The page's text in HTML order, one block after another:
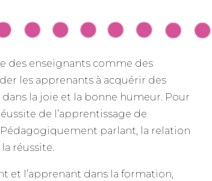
des enseignants comme des
les apprenants à acquérir des
la joie et la bonne humeur. Pour
de l’apprentissage de
Pédagogiquement parlant, la relation
réussite.
et l’apprenant dans la formation,